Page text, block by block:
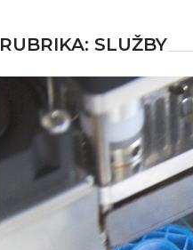
RUBRIKA: SLUŽBY